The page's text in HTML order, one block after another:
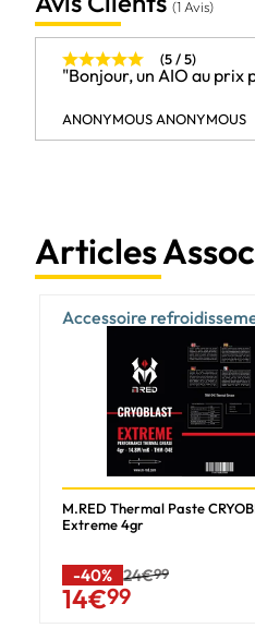
(1 Avis)
(5 / 5)
"Bonjour, un AIO au
ANONYMOUS ANONYMOUS
Articles
Accessoire
M.RED Thermal Paste
Extreme 4gr
-40% 24€99
14€99